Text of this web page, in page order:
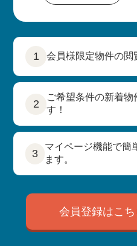
1 会員様限定物件の閲
2
ご希望条件の新着物
す！
3
マイページ機能で簡
ます。
会員登録はこち